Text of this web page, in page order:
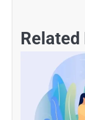
Related